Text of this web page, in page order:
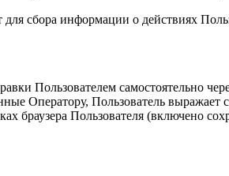
сбора информации о действиях
Пользователем самостоятельно
Оператору, Пользователь выражает
браузера Пользователя (включено